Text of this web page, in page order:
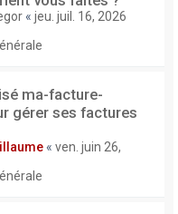
« jeu. juil. 16, 2026
ma-facture-
gérer ses factures
« ven. juin 26,